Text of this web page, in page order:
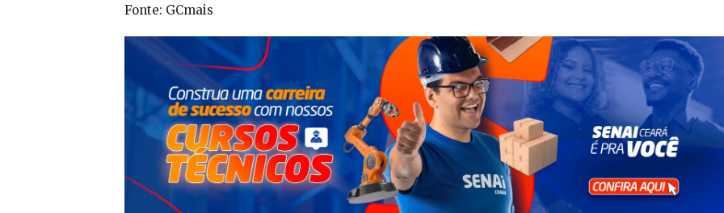
Fonte: GCmais